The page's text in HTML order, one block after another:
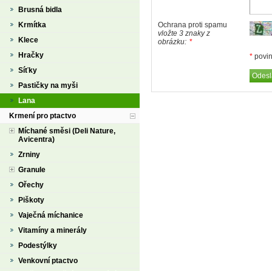
Ochrana proti spamu
vložte 3 znaky z
obrázku: *
*
Brusná bidla
Krmítka
Klece
Hračky
Síťky
Pastičky na myši
Lana
Krmení pro ptactvo
Míchané směsi (Deli Nature,
Avicentra)
Zrniny
Granule
Ořechy
Piškoty
Vaječná míchanice
Vitamíny a minerály
Podestýlky
Venkovní ptactvo